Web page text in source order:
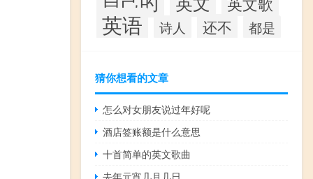
英语 诗人 还不 都是
猜你想看的文章
怎么对女朋友说过年好呢
酒店签账额是什么意思
十首简单的英文歌曲
去年元宵几月几日